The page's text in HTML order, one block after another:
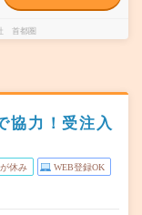
首都圏
協力！受注入
休み WEB登録OK